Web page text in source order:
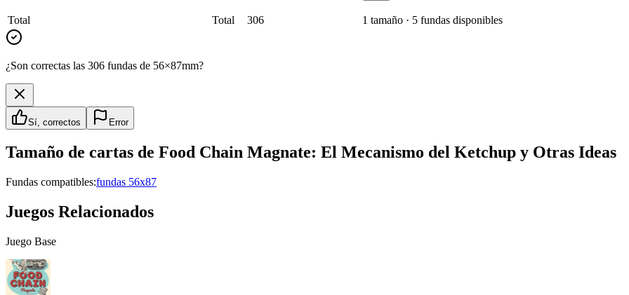
Total Total 306 1 tamaño · 5 fundas disponibles
¿Son correctas las 306 fundas de 56×87mm?
Sí, correctos Error
Tamaño de cartas de Food Chain Magnate: El Mecanismo del Ketchup y Otras Ideas
Fundas compatibles:fundas 56x87
Juegos Relacionados
Juego Base